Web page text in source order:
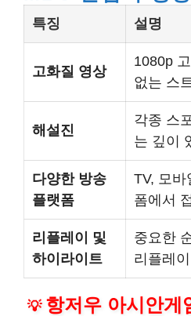
특징 설명
고화질 영상
1080p
없는 스
해설진
각종 스
는 깊이
다양한 방송
플랫폼
TV, 모바
폼에서
리플레이 및
하이라이트
중요한
리플레
💡 항저우 아시안게